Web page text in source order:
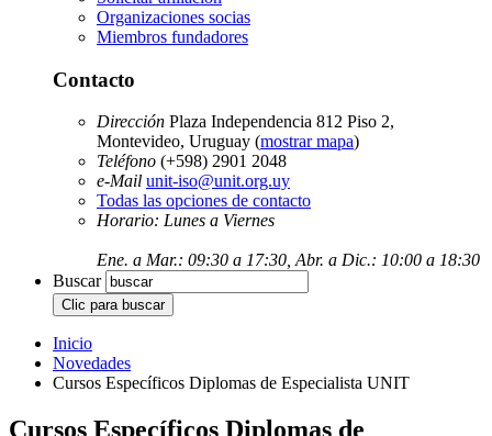
Organizaciones socias
Miembros fundadores
Contacto
Dirección Plaza Independencia 812 Piso 2,
Montevideo, Uruguay (mostrar mapa)
Teléfono (+598) 2901 2048
e-Mail unit-iso@unit.org.uy
Todas las opciones de contacto
Horario: Lunes a Viernes
Ene. a Mar.: 09:30 a 17:30, Abr. a Dic.: 10:00 a 18:30
Buscar
Inicio
Novedades
Cursos Específicos Diplomas de Especialista UNIT
Cursos Específicos Diplomas de